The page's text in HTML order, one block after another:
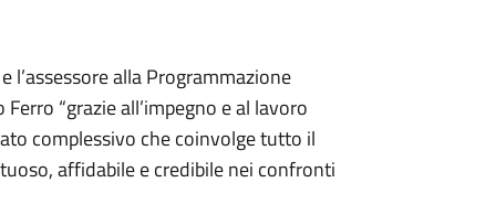
alla Programmazione
“grazie all’impegno e al lavoro
complessivo che coinvolge tutto il
affidabile e credibile nei confronti